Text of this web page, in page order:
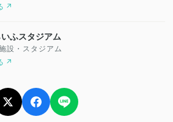
↗
ふスタジアム
設・スタジアム
↗